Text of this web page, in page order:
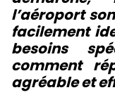
l’aéroport
facilement
besoins
comment
agréable et